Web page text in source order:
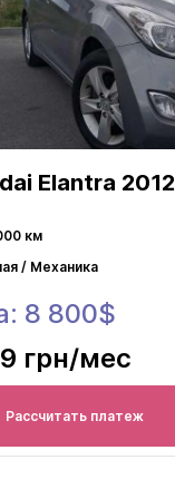
Elantra 2012
км
/ Механика
8 800$
грн/мес
Рассчитать платеж